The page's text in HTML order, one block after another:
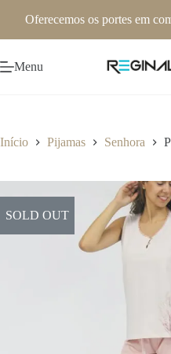
Oferecemos os portes em
Menu
Início Pijamas Senhora
SOLD OUT